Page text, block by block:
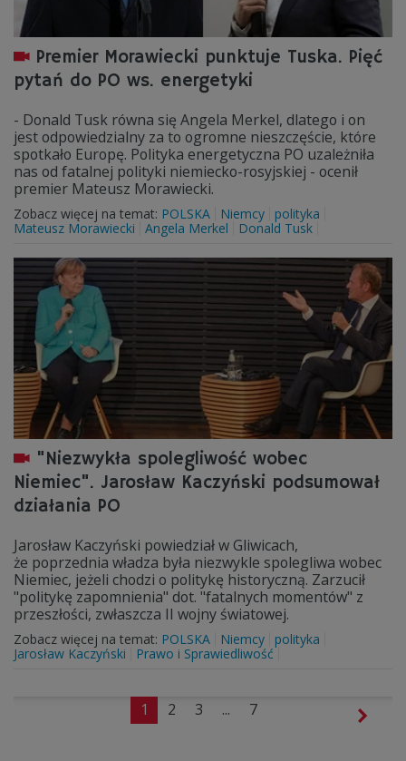
Premier Morawiecki punktuje Tuska. Pięć
pytań do PO ws. energetyki
- Donald Tusk równa się Angela Merkel, dlatego i on
jest odpowiedzialny za to ogromne nieszczęście, które
spotkało Europę. Polityka energetyczna PO uzależniła
nas od fatalnej polityki niemiecko-rosyjskiej - ocenił
premier Mateusz Morawiecki.
Zobacz więcej na temat: POLSKA Niemcy
polityka
Mateusz Morawiecki
Angela Merkel Donald Tusk
"Niezwykła spolegliwość wobec
Niemiec". Jarosław Kaczyński podsumował
działania PO
Jarosław Kaczyński powiedział w Gliwicach,
że poprzednia władza była niezwykle spolegliwa wobec
Niemiec, jeżeli chodzi o politykę historyczną. Zarzucił
"politykę zapomnienia" dot. "fatalnych momentów" z
przeszłości, zwłaszcza II wojny światowej.
Zobacz więcej na temat: POLSKA Niemcy
polityka
Jarosław Kaczyński
Prawo i Sprawiedliwość
1 2 3 ... 7